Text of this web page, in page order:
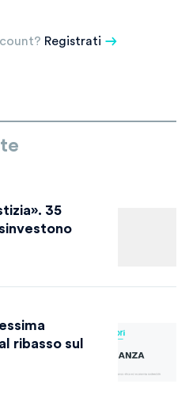
Registrati
35
ribasso sul